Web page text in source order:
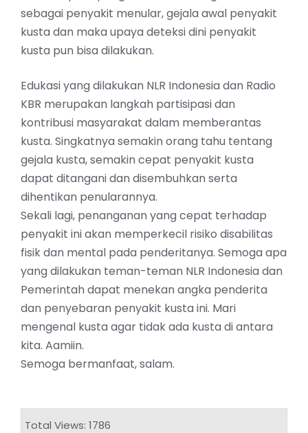
sebagai penyakit menular, gejala awal penyakit
kusta dan maka upaya deteksi dini penyakit
kusta pun bisa dilakukan.
Edukasi yang dilakukan NLR Indonesia dan Radio
KBR merupakan langkah partisipasi dan
kontribusi masyarakat dalam memberantas
kusta. Singkatnya semakin orang tahu tentang
gejala kusta, semakin cepat penyakit kusta
dapat ditangani dan disembuhkan serta
dihentikan penularannya.
Sekali lagi, penanganan yang cepat terhadap
penyakit ini akan memperkecil risiko disabilitas
fisik dan mental pada penderitanya. Semoga apa
yang dilakukan teman-teman NLR Indonesia dan
Pemerintah dapat menekan angka penderita
dan penyebaran penyakit kusta ini. Mari
mengenal kusta agar tidak ada kusta di antara
kita. Aamiin.
Semoga bermanfaat, salam.
Total Views: 1786